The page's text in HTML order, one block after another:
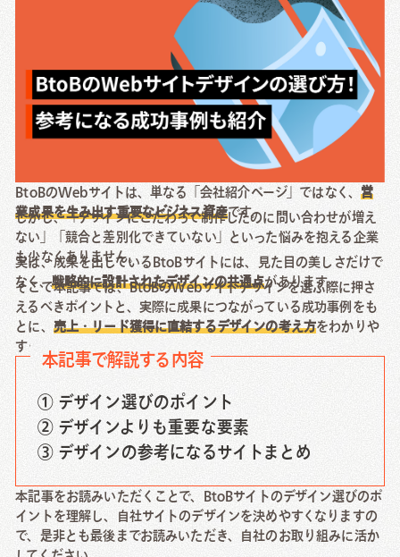
Creative Work
Local Media
Download
Contact Us
お問い合わせ
BtoBのWebサイトは、単なる「会社紹介ページ」ではなく、営
業成果を生み出す重要なビジネス資産です。
しかし、「デザインにこだわって制作したのに問い合わせが増え
ない」「競合と差別化できていない」といった悩みを抱える企業
も少なくありません。
実は、成果を出しているBtoBサイトには、見た目の美しさだけで
なく、戦略的に設計されたデザインの共通点があります。
そこで本記事では、BtoBのWebサイトデザインを選ぶ際に押さ
えるべきポイントと、実際に成果につながっている成功事例をも
とに、 売上・リード獲得に直結するデザインの考え方をわかりや
すく解説します。
本記事で解説する内容
① デザイン選びのポイント
② デザインよりも重要な要素
③ デザインの参考になるサイトまとめ
本記事をお読みいただくことで、BtoBサイトのデザイン選びのポ
イントを理解し、自社サイトのデザインを決めやすくなりますの
で、是非とも最後までお読みいただき、自社のお取り組みに活か